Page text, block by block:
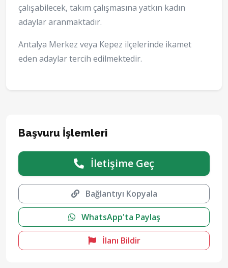
çalışabilecek, takım çalışmasına yatkın kadın
adaylar aranmaktadır.
Antalya Merkez veya Kepez ilçelerinde ikamet
eden adaylar tercih edilmektedir.
Başvuru İşlemleri
İletişime Geç
Bağlantıyı Kopyala
WhatsApp'ta Paylaş
İlanı Bildir